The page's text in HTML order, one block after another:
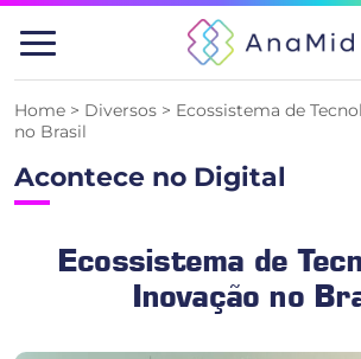
Pular
para
Home > Diversos > Ecossistema de
no Brasil
Acontece no Digital
Ecossistema de
Inovação no